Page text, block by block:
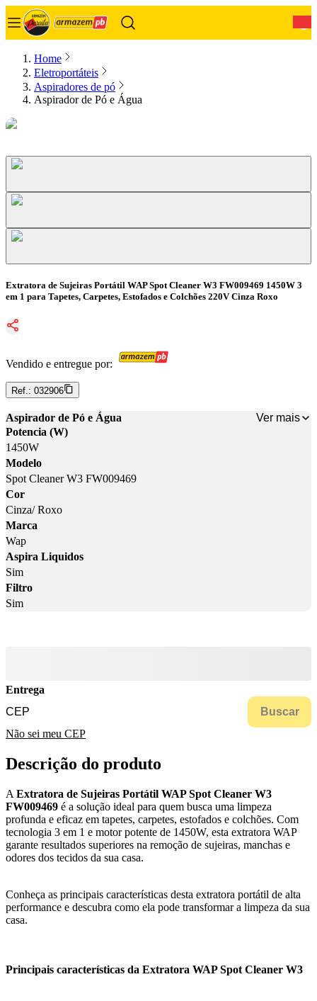
Home
Eletroportáteis
Aspiradores de pó
Aspirador de Pó e Água
Extratora de Sujeiras Portátil WAP Spot Cleaner W3 FW009469 1450W 3
em 1 para Tapetes, Carpetes, Estofados e Colchões 220V Cinza Roxo
Vendido e entregue por:
Ref.: 032906
Aspirador de Pó e Água
Ver mais
Potencia (W)
1450W
Modelo
Spot Cleaner W3 FW009469
Cor
Cinza/ Roxo
Marca
Wap
Aspira Liquidos
Sim
Filtro
Sim
Entrega
Buscar
Não sei meu CEP
Descrição do produto
A Extratora de Sujeiras Portátil WAP Spot Cleaner W3
FW009469 é a solução ideal para quem busca uma limpeza
profunda e eficaz em tapetes, carpetes, estofados e colchões. Com
tecnologia 3 em 1 e motor potente de 1450W, esta extratora WAP
garante resultados superiores na remoção de sujeiras, manchas e
odores dos tecidos da sua casa.
Conheça as principais características desta extratora portátil de alta
performance e descubra como ela pode transformar a limpeza da sua
casa.
Principais características da Extratora WAP Spot Cleaner W3